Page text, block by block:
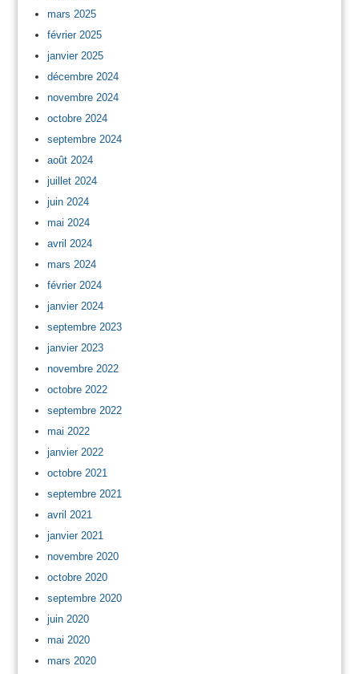
mars 2025
février 2025
janvier 2025
décembre 2024
novembre 2024
octobre 2024
septembre 2024
août 2024
juillet 2024
juin 2024
mai 2024
avril 2024
mars 2024
février 2024
janvier 2024
septembre 2023
janvier 2023
novembre 2022
octobre 2022
septembre 2022
mai 2022
janvier 2022
octobre 2021
septembre 2021
avril 2021
janvier 2021
novembre 2020
octobre 2020
septembre 2020
juin 2020
mai 2020
mars 2020